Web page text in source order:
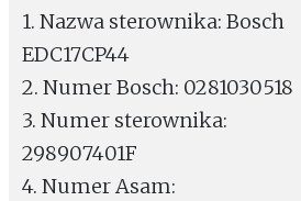
1. Nazwa sterownika: Bosch
EDC17CP44
2. Numer Bosch: 0281030518
3. Numer sterownika:
298907401F
4. Numer Asam: